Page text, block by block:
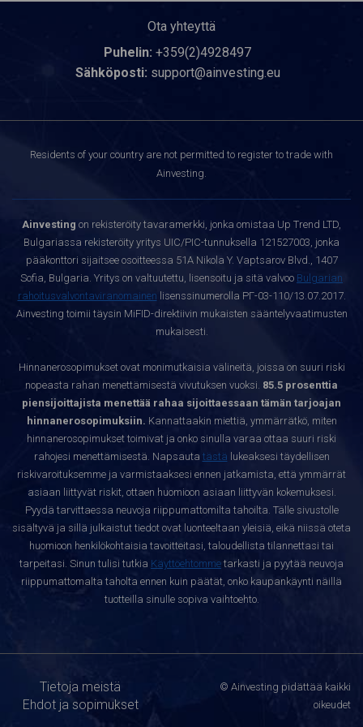
Ota yhteyttä
Puhelin: +359(2)4928497
Sähköposti: support@ainvesting.eu
Residents of your country are not permitted to register to trade with
Ainvesting.
Ainvesting on rekisteröity tavaramerkki, jonka omistaa Up Trend LTD,
Bulgariassa rekisteröity yritys UIC/PIC-tunnuksella 121527003, jonka
pääkonttori sijaitsee osoitteessa 51A Nikola Y. Vaptsarov Blvd., 1407
Sofia, Bulgaria. Yritys on valtuutettu, lisensoitu ja sitä valvoo Bulgarian
rahoitusvalvontaviranomainen lisenssinumerolla РГ-03-110/13.07.2017.
Ainvesting toimii täysin MiFID-direktiivin mukaisten sääntelyvaatimusten
mukaisesti.
Hinnanerosopimukset ovat monimutkaisia välineitä, joissa on suuri riski
nopeasta rahan menettämisestä vivutuksen vuoksi. 85.5 prosenttia
piensijoittajista menettää rahaa sijoittaessaan tämän tarjoajan
hinnanerosopimuksiin. Kannattaakin miettiä, ymmärrätkö, miten
hinnanerosopimukset toimivat ja onko sinulla varaa ottaa suuri riski
rahojesi menettämisestä. Napsauta tästä lukeaksesi täydellisen
riskivaroituksemme ja varmistaaksesi ennen jatkamista, että ymmärrät
asiaan liittyvät riskit, ottaen huomioon asiaan liittyvän kokemuksesi.
Pyydä tarvittaessa neuvoja riippumattomilta tahoilta. Tälle sivustolle
sisältyvä ja sillä julkaistut tiedot ovat luonteeltaan yleisiä, eikä niissä oteta
huomioon henkilökohtaisia tavoitteitasi, taloudellista tilannettasi tai
tarpeitasi. Sinun tulisi tutkia Käyttöehtomme tarkasti ja pyytää neuvoja
riippumattomalta taholta ennen kuin päätät, onko kaupankäynti näillä
tuotteilla sinulle sopiva vaihtoehto.
Tietoja meistä
Ehdot ja sopimukset
© Ainvesting pidättää kaikki
oikeudet